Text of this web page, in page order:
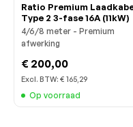
Ratio Premium
Type 2 3-fase 16A (11kW)
4/6/8 meter - Premium
afwerking
€ 200,00
Excl. BTW: € 165,29
Op voorraad